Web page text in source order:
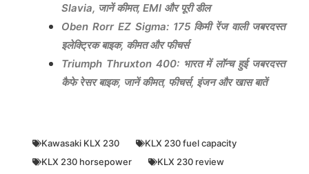
Slavia, जानें कीमत, EMI और पूरी डील
Oben Rorr EZ Sigma: 175 किमी रेंज वाली जबरदस्त
इलेक्ट्रिक बाइक, कीमत और फीचर्स
Triumph Thruxton 400: भारत में लॉन्च हुई जबरदस्त
कैफे रेसर बाइक, जानें कीमत, फीचर्स, इंजन और खास बातें
Kawasaki KLX 230
KLX 230 fuel capacity
KLX 230 horsepower
KLX 230 review